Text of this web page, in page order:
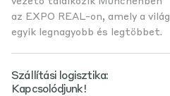
az EXPO REAL-on, amely a világ
egyik legnagyobb és legtöbbet.
Szállítási logisztika:
Kapcsolódjunk!